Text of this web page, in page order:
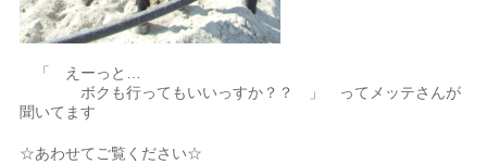
「 えーっと…
ボクも行ってもいいっすか？？ 」 ってメッテさんが
聞いてます
☆あわせてご覧ください☆